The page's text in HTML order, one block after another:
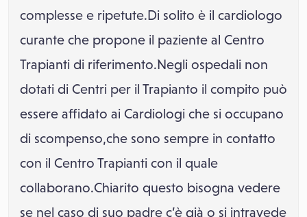
complesse e ripetute.Di solito è il cardiologo
curante che propone il paziente al Centro
Trapianti di riferimento.Negli ospedali non
dotati di Centri per il Trapianto il compito può
essere affidato ai Cardiologi che si occupano
di scompenso,che sono sempre in contatto
con il Centro Trapianti con il quale
collaborano.Chiarito questo bisogna vedere
se nel caso di suo padre c’è già o si intravede